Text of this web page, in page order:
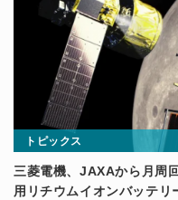
トピックス
三菱電機、JAXAから月周
用リチウムイオンバッテリ